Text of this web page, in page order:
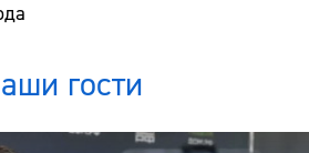
гости